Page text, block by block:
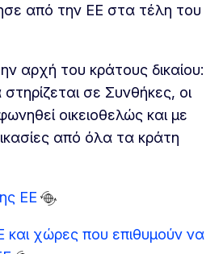
από την ΕΕ στα τέλη του
αρχή του κράτους δικαίου:
σε Συνθήκες, οι
οικειοθελώς και με
από όλα τα κράτη
ΕΕ
και χώρες που επιθυμούν να